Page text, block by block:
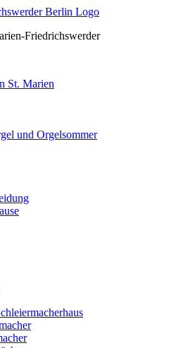
Friedrichswerder
St. Marien
und Orgelsommer